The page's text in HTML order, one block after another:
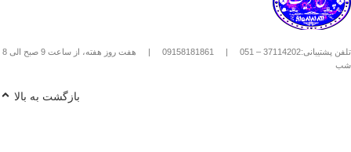
تلفن پشتیبانی:37114202 – 051 |
09158181861
|
هفت روز هفته، از ساعت 9 صبح الی 8
شب
بازگشت به بالا